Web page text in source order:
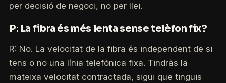
per decisió de negoci, no per llei.
P: La fibra és més lenta sense telèfon fix?
R: No. La velocitat de la fibra és independent de si
tens o no una línia telefònica fixa. Tindràs la
mateixa velocitat contractada, sigui que tinguis